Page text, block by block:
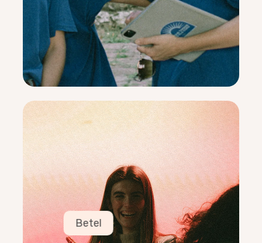
Sant Sebastià:
Kim Catapang, Maria José
Tupiza, Quique Barrachina i Peter
Santa Tecla de les Corts:
Aina Lorca i Roger
Seguí
Betel
BETEL
COORDINADORS
Joan Ginebra
07/03/2001
Em pots trobar a Twitter o mirant el Barça
Anna Sanjuan
12/05/2004
Ad maiorem dei gloriam
EQUIP